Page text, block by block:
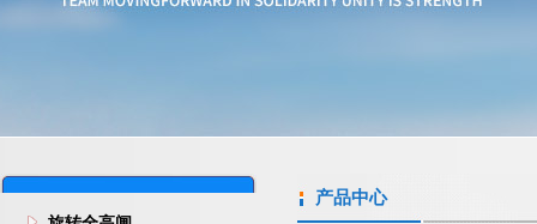
产品中心